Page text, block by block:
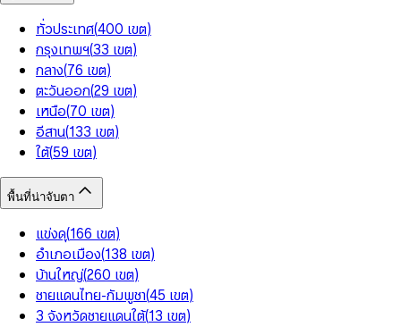
ทั่วประเทศ(400 เขต)
กรุงเทพฯ(33 เขต)
กลาง(76 เขต)
ตะวันออก(29 เขต)
เหนือ(70 เขต)
อีสาน(133 เขต)
ใต้(59 เขต)
พื้นที่น่าจับตา
แข่งดุ(166 เขต)
อำเภอเมือง(138 เขต)
บ้านใหญ่(260 เขต)
ชายแดนไทย-กัมพูชา(45 เขต)
3 จังหวัดชายแดนใต้(13 เขต)